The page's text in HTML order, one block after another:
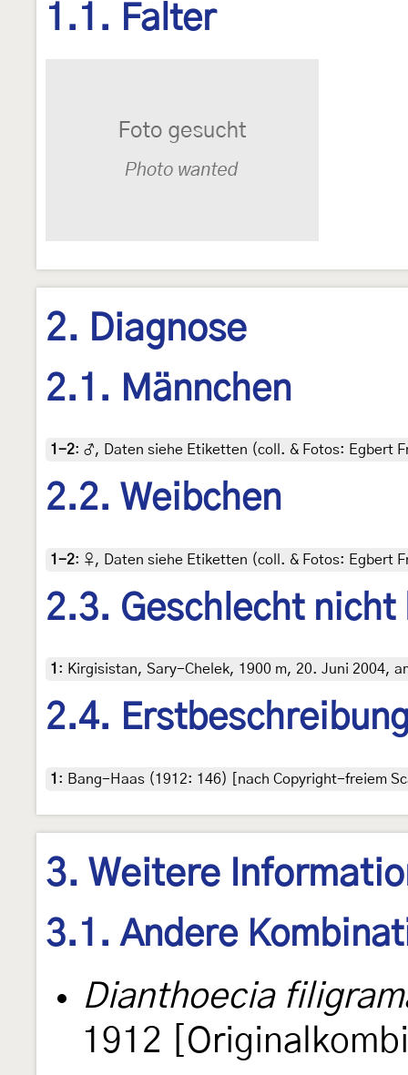
1.1. Falter
2. Diagnose
2.1. Männchen
1-2: ♂, Daten siehe Etiketten (coll. & Fotos: Egbert
2.2. Weibchen
1-2: ♀, Daten siehe Etiketten (coll. & Fotos: Egbert
2.3. Geschlecht nicht
1 : Kirgisistan, Sary-Chelek, 1900 m, 20. Juni 2004,
2.4.
1 : Bang-Haas (1912: 146) [nach Copyright-freiem
3. Weitere
3.1. Andere
Dianthoecia
1912